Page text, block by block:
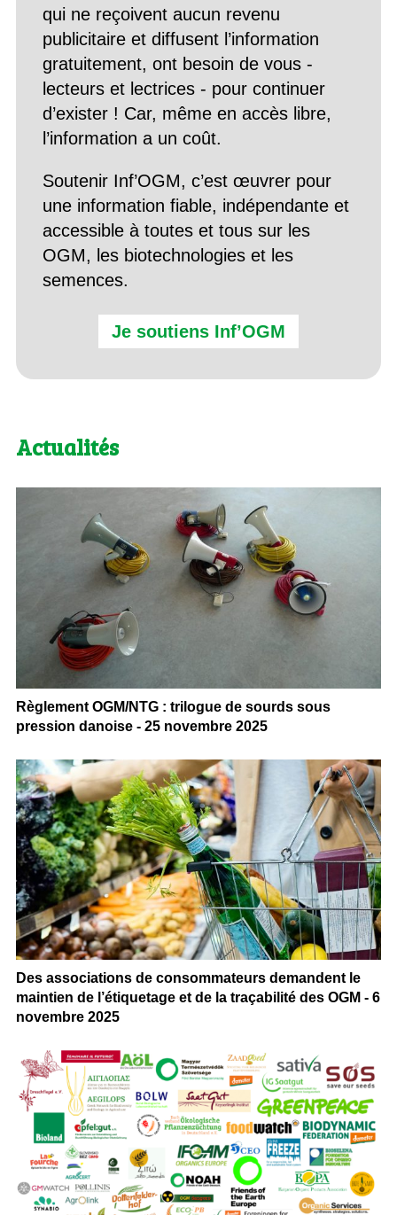
qui ne reçoivent aucun revenu
publicitaire et diffusent l’information
gratuitement, ont besoin de vous -
lecteurs et lectrices - pour continuer
d’exister ! Car, même en accès libre,
l’information a un coût.
Soutenir Inf’OGM, c’est œuvrer pour
une information fiable, indépendante et
accessible à toutes et tous sur les
OGM, les biotechnologies et les
semences.
Je soutiens Inf’OGM
Actualités
Règlement OGM/NTG : trilogue de sourds sous
pression danoise - 25 novembre 2025
Des associations de consommateurs demandent le
maintien de l’étiquetage et de la traçabilité des OGM - 6
novembre 2025